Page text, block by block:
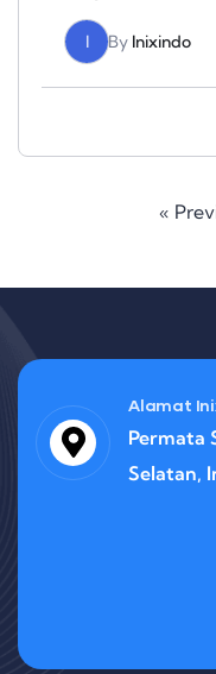
I By Inixindo
«
Alamat
Permata
Selatan,